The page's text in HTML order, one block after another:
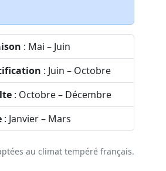
: Mai – Juin
: Juin – Octobre
: Octobre – Décembre
: Janvier – Mars
au climat tempéré français.